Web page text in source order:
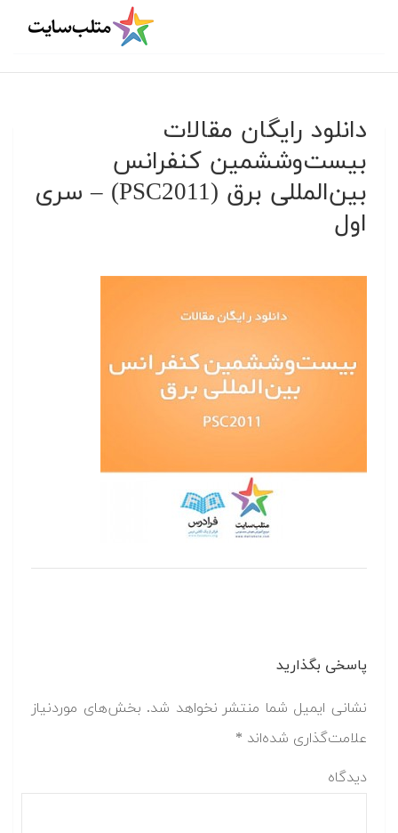
دانلود رایگان مقالات
بیست‌و‌ششمین کنفرانس
بین‌المللی برق (PSC2011) – سری
اول
پاسخی بگذارید
نشانی ایمیل شما منتشر نخواهد شد. بخش‌های موردنیاز
علامت‌گذاری شده‌اند *
دیدگاه